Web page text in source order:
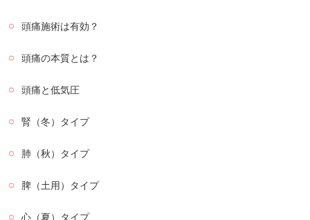
頭痛施術は有効？
頭痛の本質とは？
頭痛と低気圧
腎（冬）タイプ
肺（秋）タイプ
脾（土用）タイプ
心（夏）タイプ